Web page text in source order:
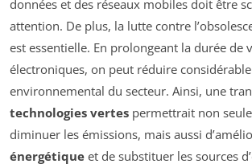
données et des réseaux mobiles doit être
attention. De plus, la lutte contre
est essentielle. En prolongeant la durée de
électroniques, on peut réduire
environnemental du secteur. Ainsi, une
technologies vertes permettrait non
diminuer les émissions, mais aussi
énergétique et de substituer les sources